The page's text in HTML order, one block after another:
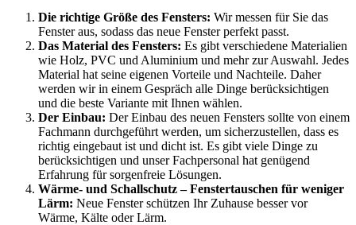
Die richtige Größe des Fensters: Wir messen für Sie das
Fenster aus, sodass das neue Fenster perfekt passt.
Das Material des Fensters: Es gibt verschiedene Materialien
wie Holz, PVC und Aluminium und mehr zur Auswahl. Jedes
Material hat seine eigenen Vorteile und Nachteile. Daher
werden wir in einem Gespräch alle Dinge berücksichtigen
und die beste Variante mit Ihnen wählen.
Der Einbau: Der Einbau des neuen Fensters sollte von einem
Fachmann durchgeführt werden, um sicherzustellen, dass es
richtig eingebaut ist und dicht ist. Es gibt viele Dinge zu
berücksichtigen und unser Fachpersonal hat genügend
Erfahrung für sorgenfreie Lösungen.
Wärme- und Schallschutz – Fenstertauschen für weniger
Lärm: Neue Fenster schützen Ihr Zuhause besser vor
Wärme, Kälte oder Lärm.